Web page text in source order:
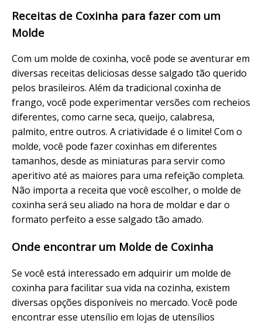
Receitas de Coxinha para fazer com um
Molde
Com um molde de coxinha, você pode se aventurar em
diversas receitas deliciosas desse salgado tão querido
pelos brasileiros. Além da tradicional coxinha de
frango, você pode experimentar versões com recheios
diferentes, como carne seca, queijo, calabresa,
palmito, entre outros. A criatividade é o limite! Com o
molde, você pode fazer coxinhas em diferentes
tamanhos, desde as miniaturas para servir como
aperitivo até as maiores para uma refeição completa.
Não importa a receita que você escolher, o molde de
coxinha será seu aliado na hora de moldar e dar o
formato perfeito a esse salgado tão amado.
Onde encontrar um Molde de Coxinha
Se você está interessado em adquirir um molde de
coxinha para facilitar sua vida na cozinha, existem
diversas opções disponíveis no mercado. Você pode
encontrar esse utensílio em lojas de utensílios